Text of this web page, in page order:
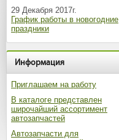
29 Декабря 2017г.
График работы в новогодние
праздники
Информация
Приглашаем на работу
В каталоге представлен
широчайший ассортимент
автозапчастей
Автозапчасти для